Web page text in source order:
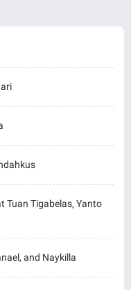
Tuan Tigabelas, Yanto
and Naykilla